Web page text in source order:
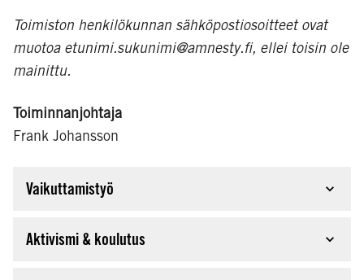
Toimiston henkilökunnan sähköpostiosoitteet ovat
muotoa etunimi.sukunimi@amnesty.fi, ellei toisin ole
mainittu.
Toiminnanjohtaja
Frank Johansson
Vaikuttamistyö
Click here to toggle the accordion
Aktivismi & koulutus
Click here to toggle the accordion